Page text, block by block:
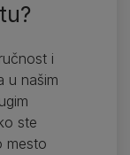
i
u našim
ste
mesto